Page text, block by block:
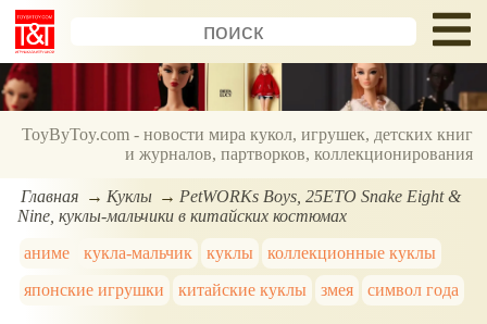
ToyByToy.com - новости мира кукол, игрушек, детских книг
и журналов, партворков, коллекционирования
Главная Куклы
PetWORKs Boys, 25ETO Snake Eight &
Nine, куклы-мальчики в китайских костюмах
аниме
кукла-мальчик куклы
коллекционные куклы
японские игрушки
китайские куклы змея символ года